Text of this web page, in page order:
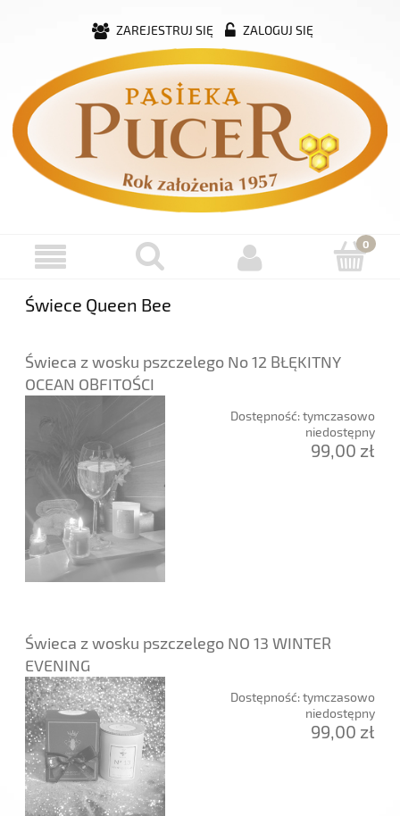
ZAREJESTRUJ SIĘ ZALOGUJ SIĘ
Świece Queen Bee
Świeca z wosku pszczelego No 12 BŁĘKITNY
OCEAN OBFITOŚCI
Dostępność:tymczasowo
niedostępny
99,00 zł
Świeca z wosku pszczelego NO 13 WINTER
EVENING
Dostępność:tymczasowo
niedostępny
99,00 zł